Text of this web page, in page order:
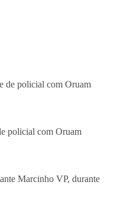
policial com Oruam